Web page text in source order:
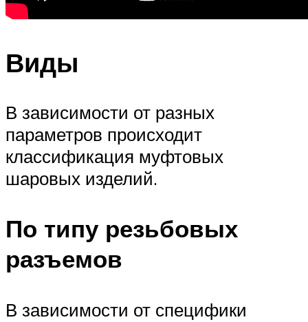
Виды
В зависимости от разных
параметров происходит
классификация муфтовых
шаровых изделий.
По типу резьбовых
разъемов
В зависимости от специфики